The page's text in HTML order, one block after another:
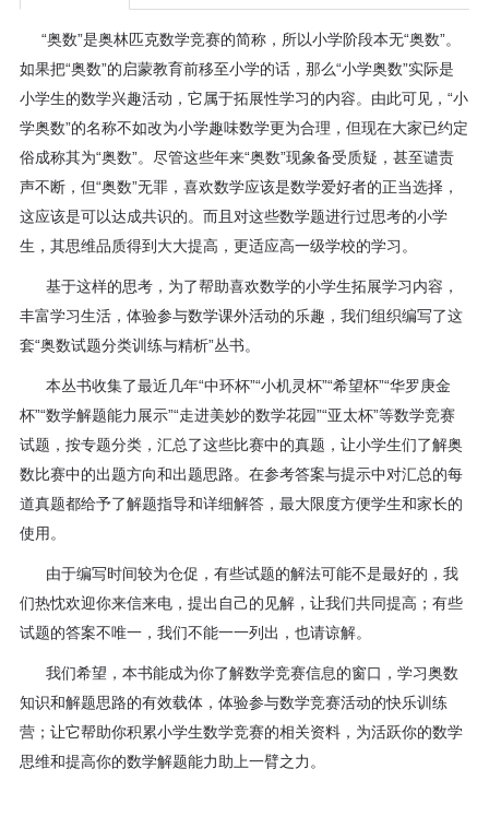
专
区
课
源
于
我
“奥数”是奥林匹克数学竞赛的简称，所以小学阶段本无“奥数”。
如果把“奥数”的启蒙教育前移至小学的话，那么“小学奥数”实际是
小学生的数学兴趣活动，它属于拓展性学习的内容。由此可见，“小
学奥数”的名称不如改为小学趣味数学更为合理，但现在大家已约定
俗成称其为“奥数”。尽管这些年来“奥数”现象备受质疑，甚至谴责
声不断，但“奥数”无罪，喜欢数学应该是数学爱好者的正当选择，
这应该是可以达成共识的。而且对这些数学题进行过思考的小学
生，其思维品质得到大大提高，更适应高一级学校的学习。
基于这样的思考，为了帮助喜欢数学的小学生拓展学习内容，
丰富学习生活，体验参与数学课外活动的乐趣，我们组织编写了这
套“奥数试题分类训练与精析”丛书。
本丛书收集了最近几年“中环杯”“小机灵杯”“希望杯”“华罗庚金
杯”“数学解题能力展示”“走进美妙的数学花园”“亚太杯”等数学竞赛
试题，按专题分类，汇总了这些比赛中的真题，让小学生们了解奥
数比赛中的出题方向和出题思路。在参考答案与提示中对汇总的每
道真题都给予了解题指导和详细解答，最大限度方便学生和家长的
使用。
由于编写时间较为仓促，有些试题的解法可能不是最好的，我
们热忱欢迎你来信来电，提出自己的见解，让我们共同提高；有些
试题的答案不唯一，我们不能一一列出，也请谅解。
我们希望，本书能成为你了解数学竞赛信息的窗口，学习奥数
知识和解题思路的有效载体，体验参与数学竞赛活动的快乐训练
营；让它帮助你积累小学生数学竞赛的相关资料，为活跃你的数学
思维和提高你的数学解题能力助上一臂之力。